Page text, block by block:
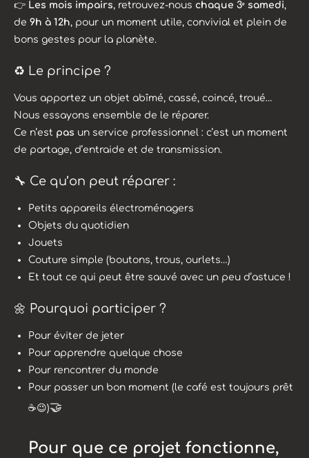
👉 Les mois impairs, retrouvez-nous chaque 3ᵉ samedi,
de 9h à 12h, pour un moment utile, convivial et plein de
bons gestes pour la planète.
♻️ Le principe ?
Vous apportez un objet abîmé, cassé, coincé, troué…
Nous essayons ensemble de le réparer.
Ce n’est pas un service professionnel : c’est un moment
de partage, d’entraide et de transmission.
🔧 Ce qu’on peut réparer :
Petits appareils électroménagers
Objets du quotidien
Jouets
Couture simple (boutons, trous, ourlets…)
Et tout ce qui peut être sauvé avec un peu d’astuce !
🌼 Pourquoi participer ?
Pour éviter de jeter
Pour apprendre quelque chose
Pour rencontrer du monde
Pour passer un bon moment (le café est toujours prêt
☕😉)🤝
Pour que ce projet fonctionne,